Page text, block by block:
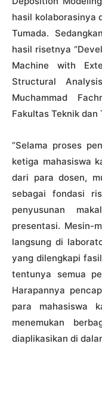
hasil kolaborasinya
Tumada.
hasil risetnya
Machine with
Structural
Muchammad
Fakultas Teknik dan
“Selama proses
ketiga mahasiswa
dari para dosen,
sebagai fondasi
penyusunan
presentasi. Mesin-
langsung di
yang dilengkapi
tentunya semua
Harapannya
para mahasiswa
menemukan
diaplikasikan di